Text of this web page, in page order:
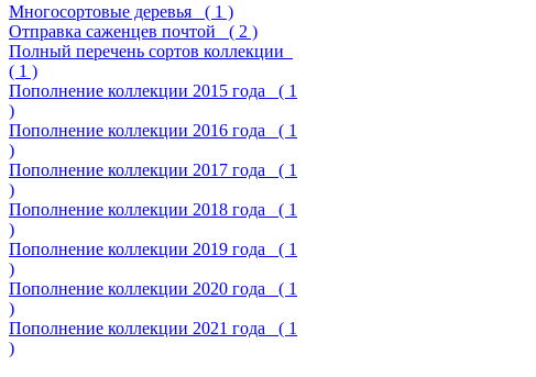
Многосортовые деревья ( 1 )
Отправка саженцев почтой ( 2 )
Полный перечень сортов коллекции
( 1 )
Пополнение коллекции 2015 года ( 1
)
Пополнение коллекции 2016 года ( 1
)
Пополнение коллекции 2017 года ( 1
)
Пополнение коллекции 2018 года ( 1
)
Пополнение коллекции 2019 года ( 1
)
Пополнение коллекции 2020 года ( 1
)
Пополнение коллекции 2021 года ( 1
)